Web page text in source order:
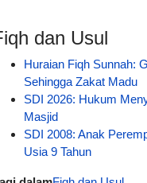
dan Usul
Huraian Fiqh Sunnah:
Sehingga Zakat Madu
SDI 2026: Hukum
Masjid
SDI 2008: Anak
Usia 9 Tahun